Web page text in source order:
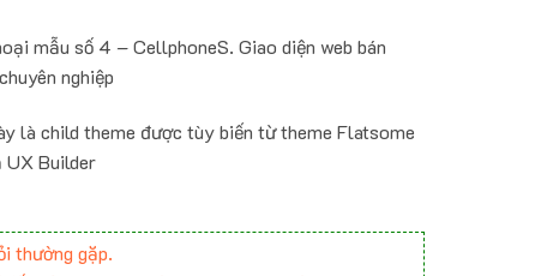
mẫu số 4 – CellphoneS. Giao diện web bán
nghiệp
là child theme được tùy biến từ theme Flatsome
UX Builder
thường gặp.